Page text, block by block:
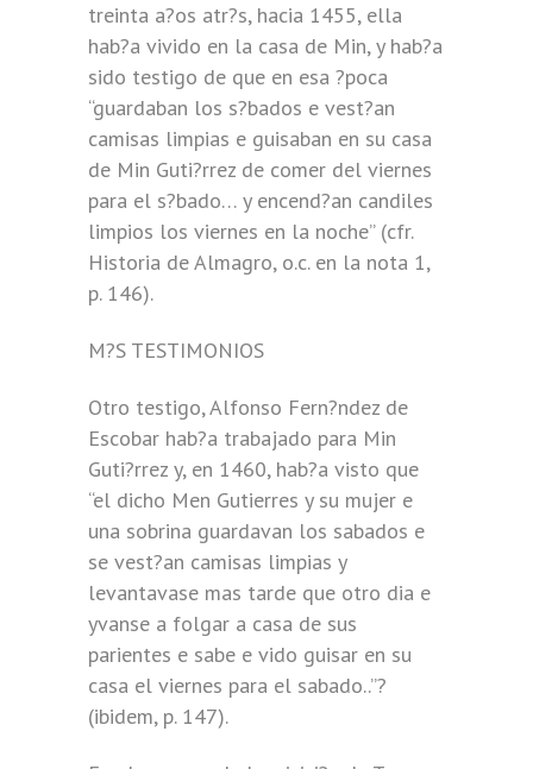
treinta a?os atr?s, hacia 1455, ella
hab?a vivido en la casa de Min, y hab?a
sido testigo de que en esa ?poca
“guardaban los s?bados e vest?an
camisas limpias e guisaban en su casa
de Min Guti?rrez de comer del viernes
para el s?bado… y encend?an candiles
limpios los viernes en la noche” (cfr.
Historia de Almagro, o.c. en la nota 1,
p. 146).
M?S TESTIMONIOS
Otro testigo, Alfonso Fern?ndez de
Escobar hab?a trabajado para Min
Guti?rrez y, en 1460, hab?a visto que
“el dicho Men Gutierres y su mujer e
una sobrina guardavan los sabados e
se vest?an camisas limpias y
levantavase mas tarde que otro dia e
yvanse a folgar a casa de sus
parientes e sabe e vido guisar en su
casa el viernes para el sabado..”?
(ibidem, p. 147).